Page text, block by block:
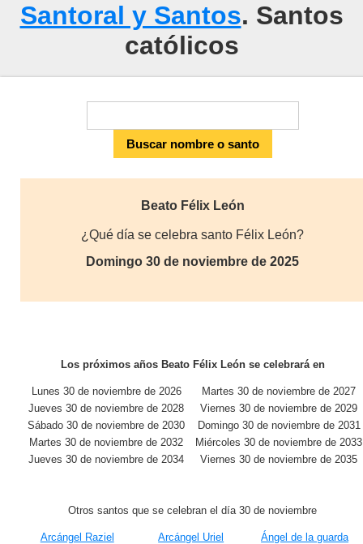
Santoral y Santos. Santos
católicos
Beato Félix León
¿Qué día se celebra santo Félix León?
Domingo 30 de noviembre de 2025
Los próximos años Beato Félix León se celebrará en
Lunes 30 de noviembre de 2026
Martes 30 de noviembre de 2027
Jueves 30 de noviembre de 2028
Viernes 30 de noviembre de 2029
Sábado 30 de noviembre de 2030
Domingo 30 de noviembre de 2031
Martes 30 de noviembre de 2032
Miércoles 30 de noviembre de 2033
Jueves 30 de noviembre de 2034
Viernes 30 de noviembre de 2035
Otros santos que se celebran el día 30 de noviembre
Arcángel Raziel Arcángel Uriel
Ángel de la guarda